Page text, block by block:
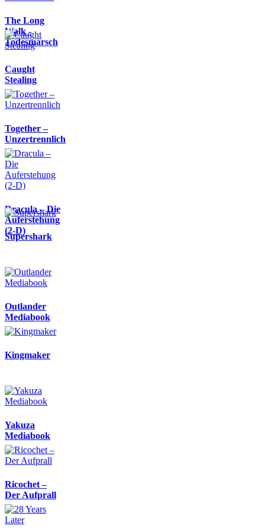
The Long
Walk -
Todesmarsch
Caught
Stealing
Together –
Unzertrennlich
Dracula – Die
Auferstehung
(2-D)
Supershark
Outlander
Mediabook
Kingmaker
Yakuza
Mediabook
Ricochet –
Der Aufprall